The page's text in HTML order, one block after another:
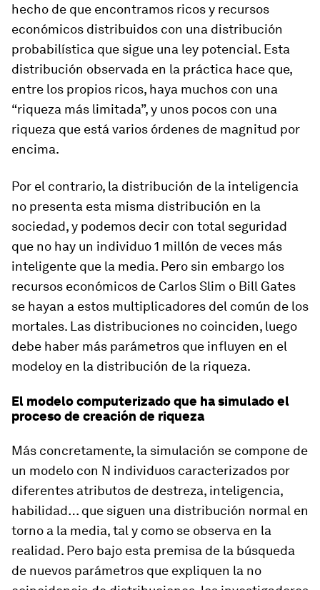
hecho de que encontramos ricos y recursos
económicos distribuidos con una distribución
probabilística que sigue una ley potencial. Esta
distribución observada en la práctica hace que,
entre los propios ricos, haya muchos con una
“riqueza más limitada”, y unos pocos con una
riqueza que está varios órdenes de magnitud por
encima.
Por el contrario, la distribución de la inteligencia
no presenta esta misma distribución en la
sociedad, y podemos decir con total seguridad
que no hay un individuo 1 millón de veces más
inteligente que la media. Pero sin embargo los
recursos económicos de Carlos Slim o Bill Gates
se hayan a estos multiplicadores del común de los
mortales. Las distribuciones no coinciden, luego
debe haber más parámetros que influyen en el
modeloy en la distribución de la riqueza.
El modelo computerizado que ha simulado el
proceso de creación de riqueza
Más concretamente, la simulación se compone de
un modelo con N individuos caracterizados por
diferentes atributos de destreza, inteligencia,
habilidad… que siguen una distribución normal en
torno a la media, tal y como se observa en la
realidad. Pero bajo esta premisa de la búsqueda
de nuevos parámetros que expliquen la no